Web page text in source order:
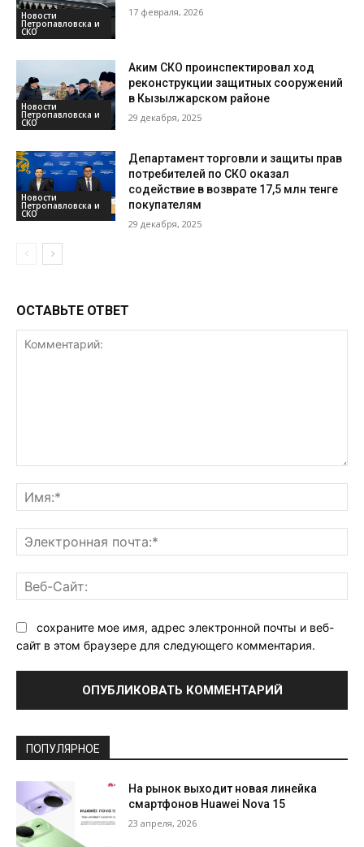
Новости
Петропавловска и
СКО
17 февраля, 2026
Новости
Петропавловска и
СКО
Аким СКО проинспектировал ход
реконструкции защитных сооружений
в Кызылжарском районе
29 декабря, 2025
Новости
Петропавловска и
СКО
Департамент торговли и защиты прав
потребителей по СКО оказал
содействие в возврате 17,5 млн тенге
покупателям
29 декабря, 2025
ОСТАВЬТЕ ОТВЕТ
сохраните мое имя, адрес электронной почты и веб-
сайт в этом браузере для следующего комментария.
ПОПУЛЯРНОЕ
На рынок выходит новая линейка
смартфонов Huawei Nova 15
23 апреля, 2026